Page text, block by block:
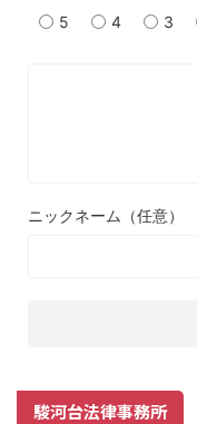
5 4 3
ニックネーム（任意）
駿河台法律事務所